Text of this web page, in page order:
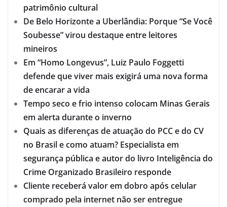
patrimônio cultural
De Belo Horizonte a Uberlândia: Porque “Se Você
Soubesse” virou destaque entre leitores
mineiros
Em “Homo Longevus”, Luiz Paulo Foggetti
defende que viver mais exigirá uma nova forma
de encarar a vida
Tempo seco e frio intenso colocam Minas Gerais
em alerta durante o inverno
Quais as diferenças de atuação do PCC e do CV
no Brasil e como atuam? Especialista em
segurança pública e autor do livro Inteligência do
Crime Organizado Brasileiro responde
Cliente receberá valor em dobro após celular
comprado pela internet não ser entregue